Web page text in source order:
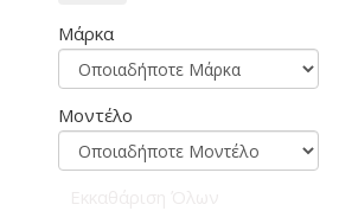
Μάρκα
Μοντέλο